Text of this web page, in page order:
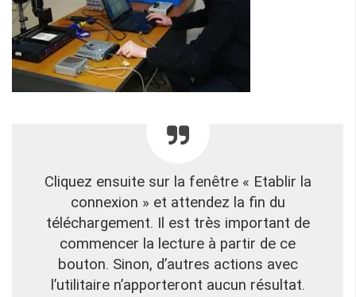
Cliquez ensuite sur la fenêtre « Etablir la
connexion » et attendez la fin du
téléchargement. Il est très important de
commencer la lecture à partir de ce
bouton. Sinon, d’autres actions avec
l’utilitaire n’apporteront aucun résultat.